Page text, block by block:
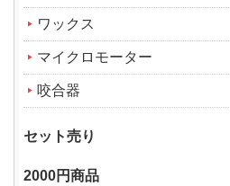
ワックス
マイクロモーター
咬合器
セット売り
2000円商品